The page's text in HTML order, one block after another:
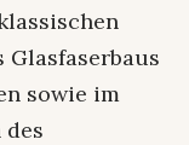
Glasfaserbaus
sowie im